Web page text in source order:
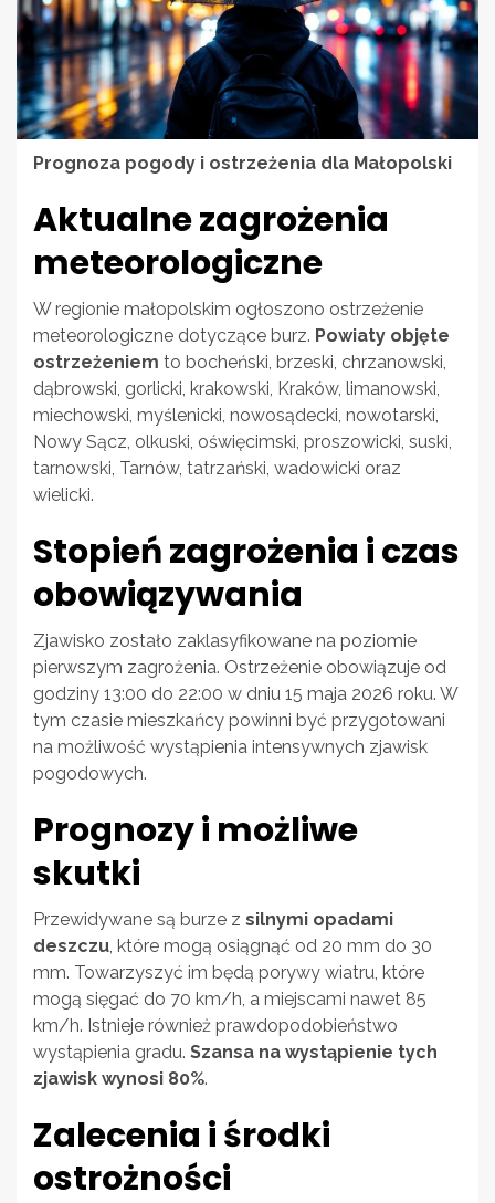
Prognoza pogody i ostrzeżenia dla Małopolski
Aktualne zagrożenia
meteorologiczne
W regionie małopolskim ogłoszono ostrzeżenie
meteorologiczne dotyczące burz. Powiaty objęte
ostrzeżeniem to bocheński, brzeski, chrzanowski,
dąbrowski, gorlicki, krakowski, Kraków, limanowski,
miechowski, myślenicki, nowosądecki, nowotarski,
Nowy Sącz, olkuski, oświęcimski, proszowicki, suski,
tarnowski, Tarnów, tatrzański, wadowicki oraz
wielicki.
Stopień zagrożenia i czas
obowiązywania
Zjawisko zostało zaklasyfikowane na poziomie
pierwszym zagrożenia. Ostrzeżenie obowiązuje od
godziny 13:00 do 22:00 w dniu 15 maja 2026 roku. W
tym czasie mieszkańcy powinni być przygotowani
na możliwość wystąpienia intensywnych zjawisk
pogodowych.
Prognozy i możliwe
skutki
Przewidywane są burze z silnymi opadami
deszczu, które mogą osiągnąć od 20 mm do 30
mm. Towarzyszyć im będą porywy wiatru, które
mogą sięgać do 70 km/h, a miejscami nawet 85
km/h. Istnieje również prawdopodobieństwo
wystąpienia gradu. Szansa na wystąpienie tych
zjawisk wynosi 80%.
Zalecenia i środki
ostrożności